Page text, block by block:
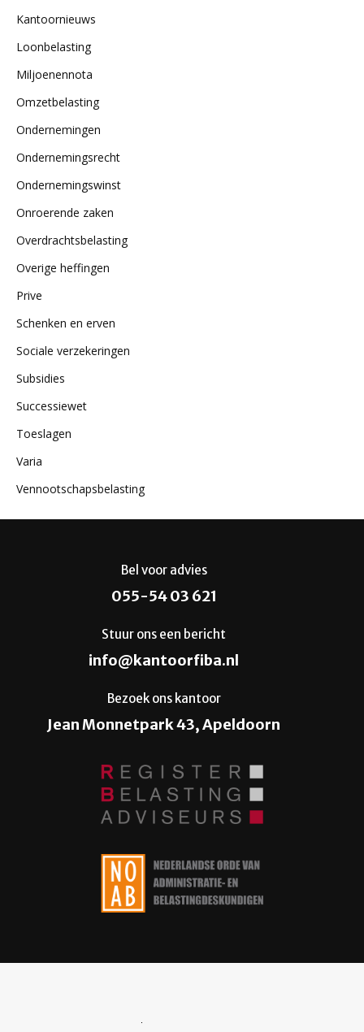
Kantoornieuws
Loonbelasting
Miljoenennota
Omzetbelasting
Ondernemingen
Ondernemingsrecht
Ondernemingswinst
Onroerende zaken
Overdrachtsbelasting
Overige heffingen
Prive
Schenken en erven
Sociale verzekeringen
Subsidies
Successiewet
Toeslagen
Varia
Vennootschapsbelasting
Bel voor advies
055-54 03 621
Stuur ons een bericht
info@kantoorfiba.nl
Bezoek ons kantoor
Jean Monnetpark 43, Apeldoorn